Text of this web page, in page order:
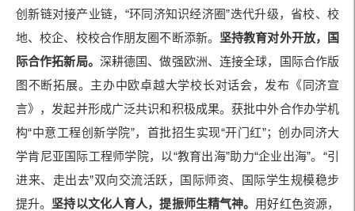
创新链对接产业链，“环同济知识经济圈”迭代升级，省校、校
地、校企、校校合作朋友圈不断添新。 坚持教育对外开放，国
际合作拓新局。 深耕德国、做强欧洲、连接全球，国际合作版
图不断拓展。主办中欧卓越大学校长对话会，发布《同济宣
言》，发起并形成广泛共识和积极成果。获批中外合作办学机
构“中意工程创新学院”，首批招生实现“开门红”；创办同济大
学肯尼亚国际工程师学院，以“教育出海”助力“企业出海”。“引
进来、走出去”双向交流活跃，国际师资、国际学生规模稳步
提升。 坚持以文化人育人，提振师生精气神。 用好红色资源，